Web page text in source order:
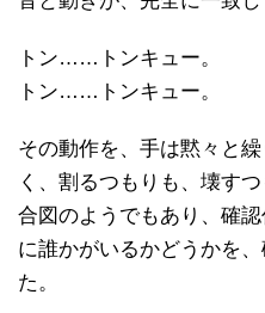
トン……トンキュー。
トン……トンキュー。
その動作を、手は黙々と
く、割るつもりも、壊す
合図のようでもあり、確
に誰かがいるかどうかを
た。